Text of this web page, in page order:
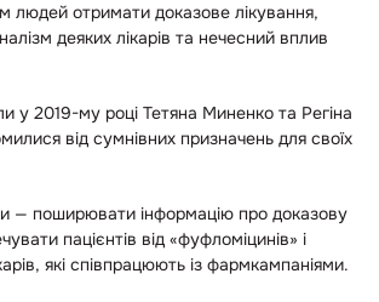
людей отримати доказове лікування,
деяких лікарів та нечесний вплив
у 2019-му році Тетяна Миненко та Регіна
від сумнівних призначень для своїх
— поширювати інформацію про доказову
пацієнтів від «фуфломіцинів» і
які співпрацюють із фармкампаніями.